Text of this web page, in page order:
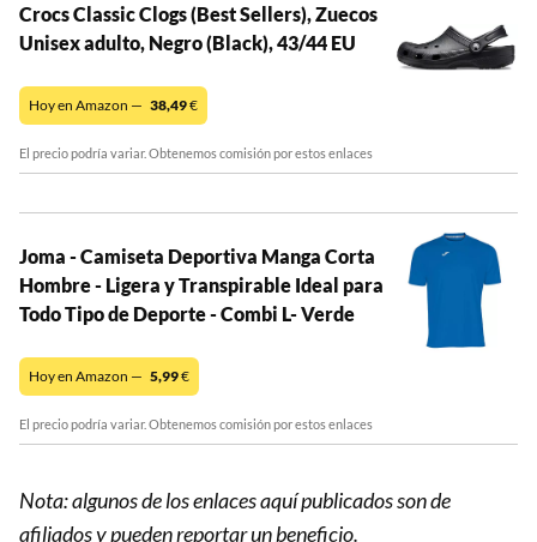
Crocs Classic Clogs (Best Sellers), Zuecos
Unisex adulto, Negro (Black), 43/44 EU
Hoy en Amazon — 38,49€
El precio podría variar. Obtenemos comisión por estos enlaces
Joma - Camiseta Deportiva Manga Corta
Hombre - Ligera y Transpirable Ideal para
Todo Tipo de Deporte - Combi L- Verde
Hoy en Amazon — 5,99€
El precio podría variar. Obtenemos comisión por estos enlaces
Nota: algunos de los enlaces aquí publicados son de
afiliados y pueden reportar un beneficio.